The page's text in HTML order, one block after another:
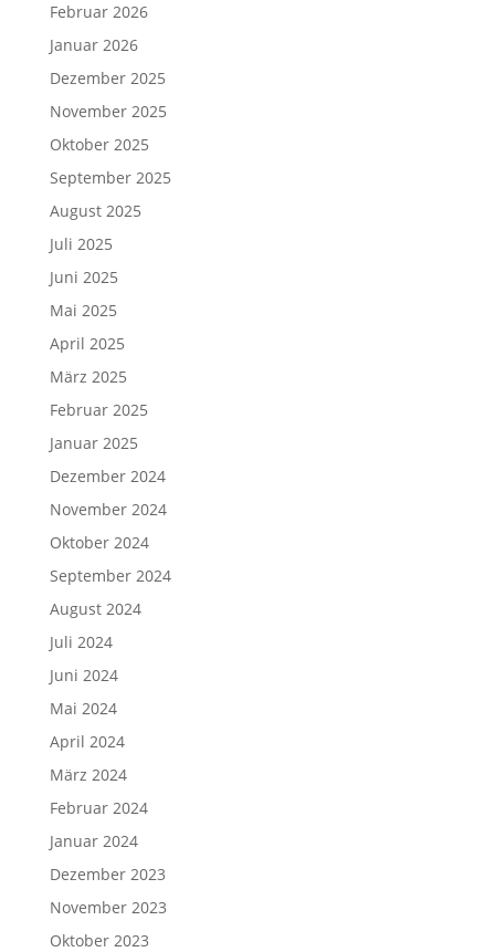
Februar 2026
Januar 2026
Dezember 2025
November 2025
Oktober 2025
September 2025
August 2025
Juli 2025
Juni 2025
Mai 2025
April 2025
März 2025
Februar 2025
Januar 2025
Dezember 2024
November 2024
Oktober 2024
September 2024
August 2024
Juli 2024
Juni 2024
Mai 2024
April 2024
März 2024
Februar 2024
Januar 2024
Dezember 2023
November 2023
Oktober 2023